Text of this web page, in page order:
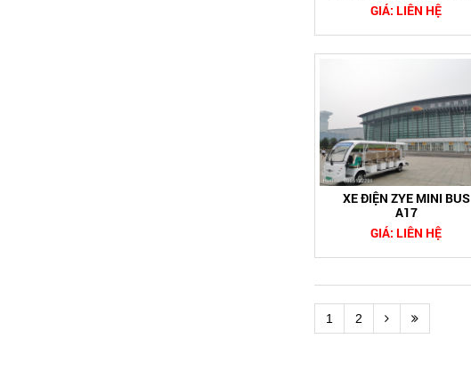
GIÁ: LIÊN HỆ
XE ĐIỆN ZYE MINI BUS
A17
GIÁ: LIÊN HỆ
1 2